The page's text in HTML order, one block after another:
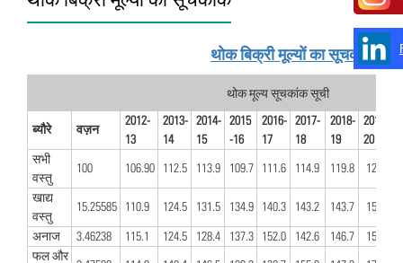
थोक बिक्री मूल्यों का सूचकांक
थोक मूल्य सूचकांक सूची
ब्यौरे वज़न
2012-
13​
2013-
14​
2014-
15​
2015
-16
2016-
17
2017-
18
2018-
19
2019-
20
सभी
वस्तु
100 106.90 112.5 113.9 109.7 111.6 114.9 119.8 121.8
खाद्य
वस्तु
15.25585 110.9 124.5​ 131.5​ 134.9 140.3 143.2 143.7 155.8
अनाज 3.46238 ​115.1 124.5 128.4 137.3 152.0 142.6 146.7 159.6
फल और